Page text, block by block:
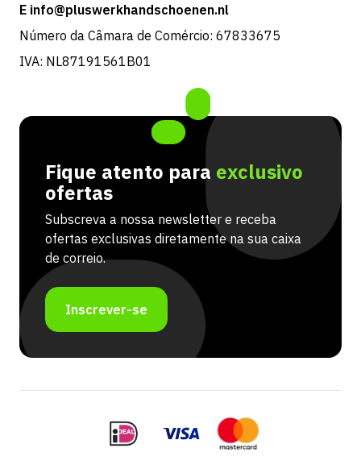
E info@pluswerkhandschoenen.nl
Número da Câmara de Comércio: 67833675
IVA: NL87191561B01
Fique atento para exclusivo
ofertas
Subscreva a nossa newsletter e receba
ofertas exclusivas diretamente na sua caixa
de correio.
Inscrever-se